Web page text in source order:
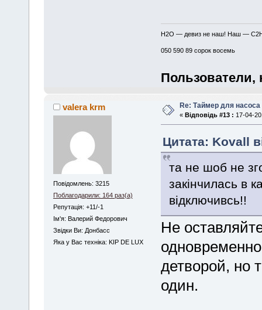
H2O — девиз не наш! Наш —
050 590 89 сорок восемь
Пользователи,
valera krm
Повідомлень: 3215
Поблагодарили: 164 раз(а)
Репутація: +11/-1
Iм'я: Валерий Федорович
Звідки Ви: Донбасс
Яка у Вас техніка: KIP DE LUX
Re: Таймер для насоса
« Відповідь #13 : 17-04-
Цитата: Kovall
та не шоб не
закінчилась в
відключивсь!!
Не
детворой, но
один.